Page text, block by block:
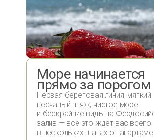
Море начинается
прямо за порогом
Первая береговая линия, мягкий
песчаный пляж, чистое море
и бескрайние виды на
залив — всё это ждёт вас всего
в нескольких шагах от